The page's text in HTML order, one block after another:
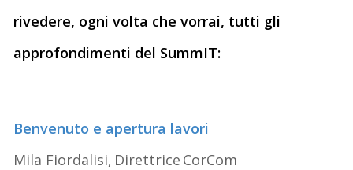
rivedere, ogni volta che vorrai, tutti gli
approfondimenti del SummIT:
Benvenuto e apertura lavori
Mila Fiordalisi, Direttrice CorCom